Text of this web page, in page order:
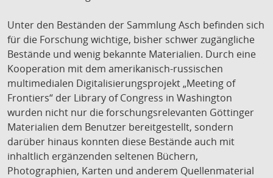
Unter den Beständen der Sammlung Asch befinden sich
für die Forschung wichtige, bisher schwer zugängliche
Bestände und wenig bekannte Materialien. Durch eine
Kooperation mit dem amerikanisch-russischen
multimedialen Digitalisierungsprojekt „Meeting of
Frontiers“ der Library of Congress in Washington
wurden nicht nur die forschungsrelevanten Göttinger
Materialien dem Benutzer bereitgestellt, sondern
darüber hinaus konnten diese Bestände auch mit
inhaltlich ergänzenden seltenen Büchern,
Photographien, Karten und anderem Quellenmaterial